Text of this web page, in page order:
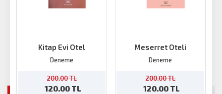
Kitap Evi Otel
Deneme
200.00 TL
120.00 TL
Meserret Oteli
Deneme
200.00 TL
120.00 TL